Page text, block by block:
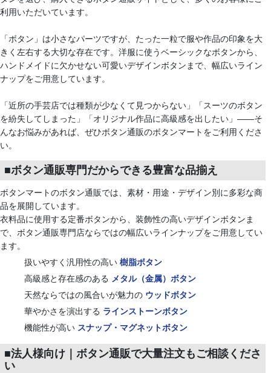
利用いただいています。
「ボタン」は小さなパーツですが、たった一粒で服や作品の印象を大
きく左右する大切な存在です。洋服に使うベーシックなボタンから、
ハンドメイドに欠かせない可愛いデザインボタンまで、幅広いライン
ナップをご用意しています。
「近所の手芸店では種類が少なくて見つからない」「スーツのボタン
を紛失してしまった」「オリジナル作品に高級感を出したい」――そ
んなお悩みがあれば、ぜひボタン通販のボタンマートをご利用くださ
い。
■ボタン通販専門だからできる豊富な品揃え
ボタンマートのボタン通販では、素材・用途・デザイン別に多彩な商
品を展開しています。
衣料品に使用する定番ボタンから、装飾性の高いデザインボタンま
で、ボタン通販専門店ならではの幅広いラインナップをご用意してい
ます。
扱いやすく汎用性の高い 樹脂ボタン
高級感と存在感のある メタル（金属）ボタン
天然ならではの風合いが魅力の ウッドボタン
華やかさを演出する ラインストーンボタン
機能性が高い スナップ・マグネットボタン
■法人様向け｜ボタン通販で大量注文もご相談くださ
い